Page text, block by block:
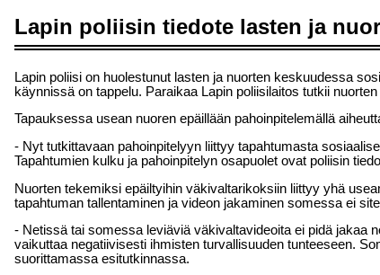
Lapin poliisin tiedote lasten ja
Lapin poliisi on huolestunut lasten ja nuorten keskuudessa
käynnissä on tappelu. Paraikaa Lapin poliisilaitos tutkii
Tapauksessa usean nuoren epäillään pahoinpitelemällä
- Nyt tutkittavaan pahoinpitelyyn liittyy tapahtumasta
Tapahtumien kulku ja pahoinpitelyn osapuolet ovat poliisin
Nuorten tekemiksi epäiltyihin väkivaltarikoksiin liittyy yhä
tapahtuman tallentaminen ja videon jakaminen somessa ei
- Netissä tai somessa leviäviä väkivaltavideoita ei pidä jakaa
vaikuttaa negatiivisesti ihmisten turvallisuuden tunteeseen.
suorittamassa esitutkinnassa.